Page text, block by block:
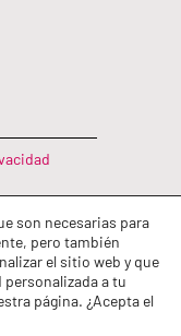
son necesarias para
pero también
el sitio web y que
a tu
página. ¿Acepta el